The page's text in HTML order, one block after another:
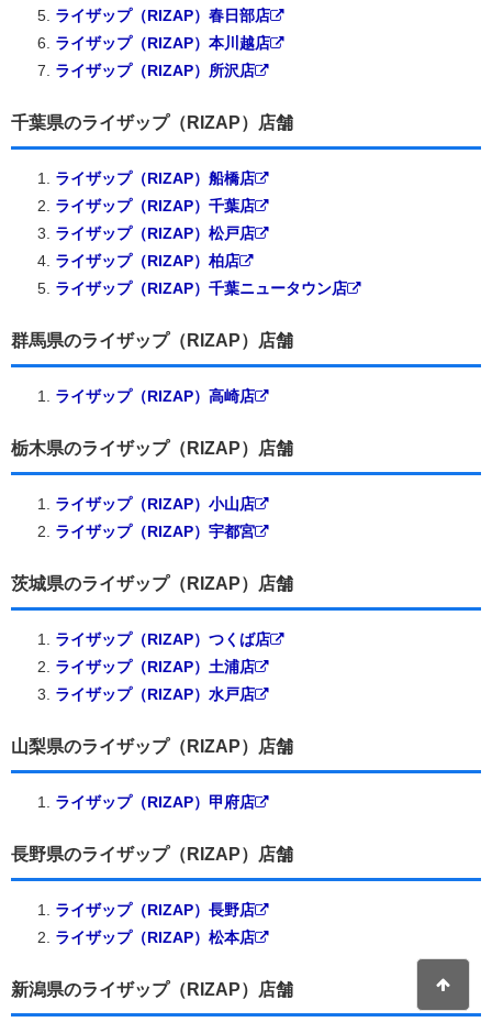
ライザップ（RIZAP）春日部店
ライザップ（RIZAP）本川越店
ライザップ（RIZAP）所沢店
千葉県のライザップ（RIZAP）店舗
ライザップ（RIZAP）船橋店
ライザップ（RIZAP）千葉店
ライザップ（RIZAP）松戸店
ライザップ（RIZAP）柏店
ライザップ（RIZAP）千葉ニュータウン店
群馬県のライザップ（RIZAP）店舗
ライザップ（RIZAP）高崎店
栃木県のライザップ（RIZAP）店舗
ライザップ（RIZAP）小山店
ライザップ（RIZAP）宇都宮
茨城県のライザップ（RIZAP）店舗
ライザップ（RIZAP）つくば店
ライザップ（RIZAP）土浦店
ライザップ（RIZAP）水戸店
山梨県のライザップ（RIZAP）店舗
ライザップ（RIZAP）甲府店
長野県のライザップ（RIZAP）店舗
ライザップ（RIZAP）長野店
ライザップ（RIZAP）松本店
新潟県のライザップ（RIZAP）店舗